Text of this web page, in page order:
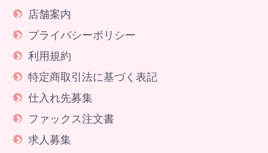
店舗案内
プライバシーポリシー
利用規約
特定商取引法に基づく表記
仕入れ先募集
ファックス注文書
求人募集